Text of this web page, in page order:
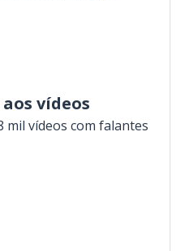
vídeos
mil vídeos com falantes